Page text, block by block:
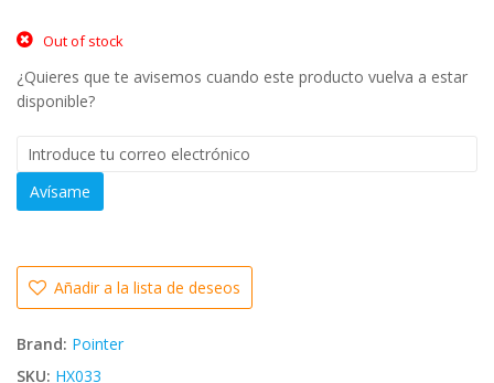
Out of stock
¿Quieres que te avisemos cuando este producto vuelva a estar
disponible?
Avísame
Añadir a la lista de deseos
Brand: Pointer
SKU: HX033